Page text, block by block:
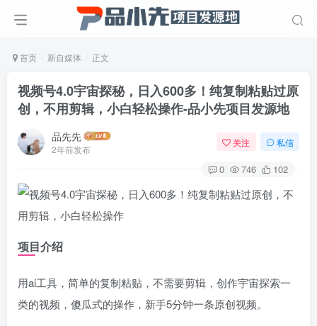
首页 新自媒体 正文
视频号4.0宇宙探秘，日入600多！纯复制粘贴过原
创，不用剪辑，小白轻松操作-品小先项目发源地
品先先
2年前发布
关注 私信
0 746 102
项目介绍
用ai工具，简单的复制粘贴，不需要剪辑，创作宇宙探索一
类的视频，傻瓜式的操作，新手5分钟一条原创视频。